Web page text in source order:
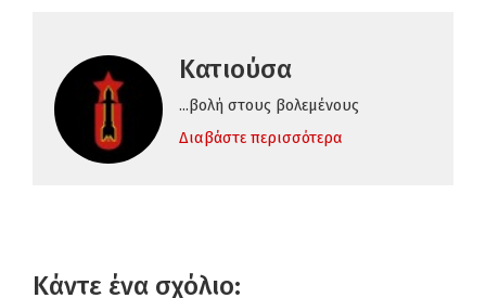
Κατιούσα
...βολή στους βολεμένους
Διαβάστε περισσότερα
Κάντε ένα σχόλιο: